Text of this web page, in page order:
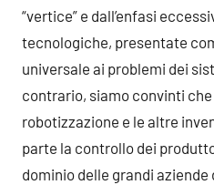
“vertice” e dall’enfasi
tecnologiche, presentate
universale ai problemi dei
contrario, siamo convinti
robotizzazione e le altre
parte la controllo dei
dominio delle grandi